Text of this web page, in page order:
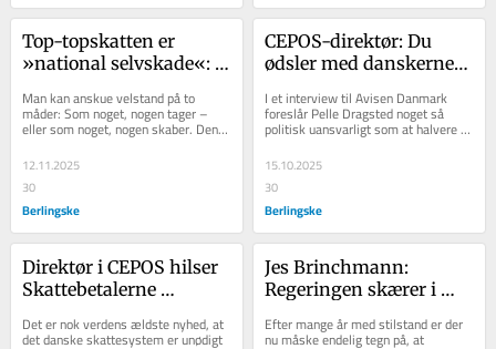
Top-topskatten er
»national selvskade«:
misundelsen hærger
Man kan anskue velstand på to
måder: Som noget, nogen tager –
eller som noget, nogen skaber. Den
første tanke fører til misundelse. Den
anden...
12.11.2025
30
Berlingske
CEPOS-direktør: Du
ødsler med danskernes
I et interview til Avisen Danmark
foreslår Pelle Dragsted noget så
politisk uansvarligt som at halvere
momsen på fødevarer og samtidig
hæve...
15.10.2025
30
Berlingske
Direktør i CEPOS hilser
Skattebetalerne
brug for flere kræfter,
Det er nok verdens ældste nyhed, at
det danske skattesystem er unødigt
Jes Brinchmann:
Regeringen skærer i
pincet – men problemet
Efter mange år med stilstand er der
nu måske endelig tegn på, at